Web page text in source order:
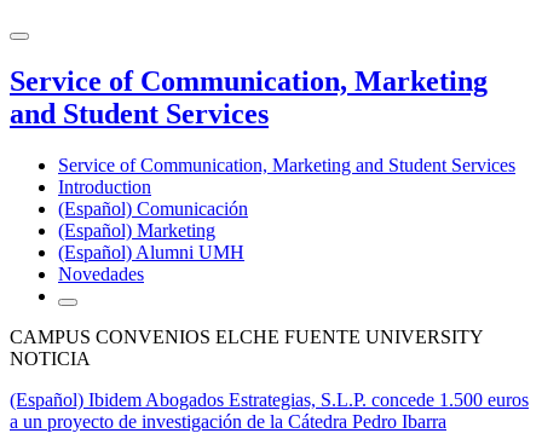
Service of Communication, Marketing
and Student Services
Service of Communication, Marketing and Student Services
Introduction
(Español) Comunicación
(Español) Marketing
(Español) Alumni UMH
Novedades
CAMPUS CONVENIOS ELCHE FUENTE UNIVERSITY
NOTICIA
(Español) Ibidem Abogados Estrategias, S.L.P. concede 1.500 euros
a un proyecto de investigación de la Cátedra Pedro Ibarra